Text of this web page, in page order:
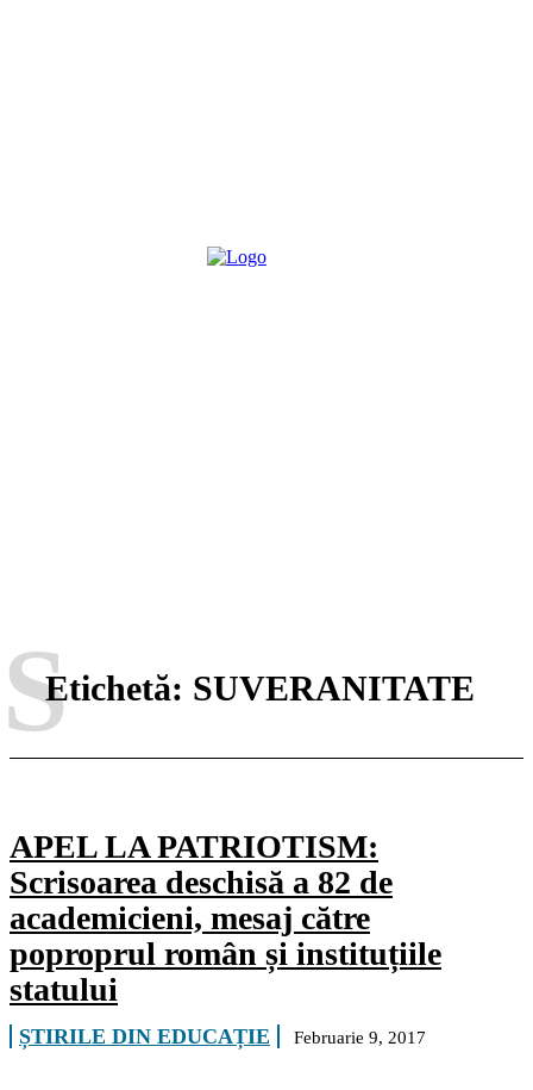
Etichetă: SUVERANITATE
S
APEL LA PATRIOTISM:
Scrisoarea deschisă a 82 de
academicieni, mesaj către
poproprul român și instituțiile
statului
ȘTIRILE DIN EDUCAȚIE Februarie 9, 2017